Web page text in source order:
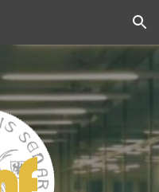
Skip to navigation